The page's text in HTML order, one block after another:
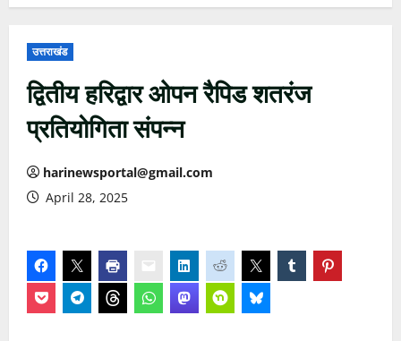
उत्तराखंड
द्वितीय हरिद्वार ओपन रैपिड शतरंज
प्रतियोगिता संपन्न
harinewsportal@gmail.com
April 28, 2025